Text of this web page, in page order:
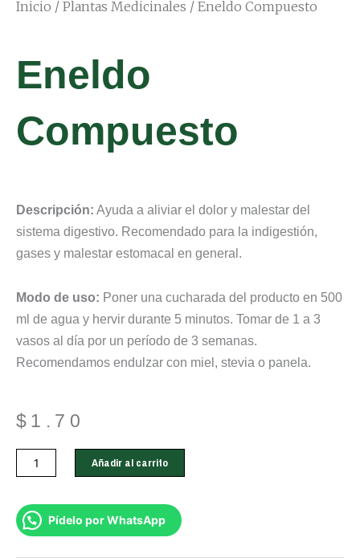
Inicio / Plantas Medicinales / Eneldo Compuesto
Eneldo
Compuesto
Descripción: Ayuda a aliviar el dolor y malestar del
sistema digestivo. Recomendado para la indigestión,
gases y malestar estomacal en general.
Modo de uso: Poner una cucharada del producto en 500
ml de agua y hervir durante 5 minutos. Tomar de 1 a 3
vasos al día por un período de 3 semanas.
Recomendamos endulzar con miel, stevia o panela.
$ 1.70
Eneldo
Compuesto
Añadir al carrito
Pídelo por WhatsApp